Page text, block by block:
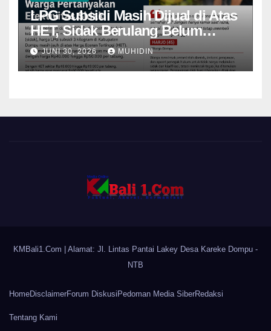
LPG Subsidi Masih Dijual di Atas
HET, Sidak Berulang Belum
Mampu Menekan Harga
JUNI 30, 2026 MUHIDIN
KMBali1.Com
| Alamat: Jl. Lintas Pantai Lakey Desa Kareke Dompu -
NTB
HomeDisclaimerForum Diskusi Pedoman Media SiberRedaksi
Tentang Kami